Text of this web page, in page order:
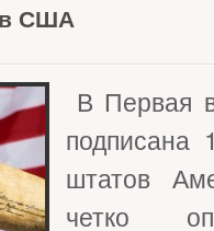
в США
В Первая
подписана
штатов
четко